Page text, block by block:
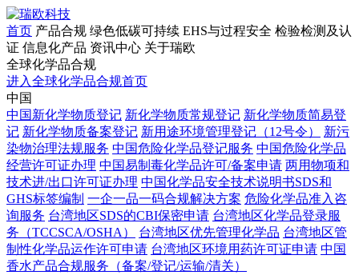
首页 产品合规 绿色低碳可持续 EHS与过程安全 检验检测及认
证 信息化产品 资讯中心 关于瑞欧
全球化学品合规
进入全球化学品合规首页
中国
中国新化学物质登记 新化学物质常规登记 新化学物质简易登
记 新化学物质备案登记 新用途环境管理登记（12号令）
新污
染物治理法规服务 中国危险化学品登记服务 中国危险化学品
经营许可证办理 中国易制毒化学品许可/备案申请 两用物项和
技术进/出口许可证办理 中国化学品安全技术说明书SDS和
GHS标签编制 一企一品一码合规解决方案 危险化学品准入咨
询服务 台湾地区SDS的CBI保密申请 台湾地区化学品登录服
务（TCCSCA/OSHA）
台湾地区优先管理化学品 台湾地区管
制性化学品运作许可申请 台湾地区环境用药许可证申请 中国
香水产品合规服务（备案/登记/运输/清关）